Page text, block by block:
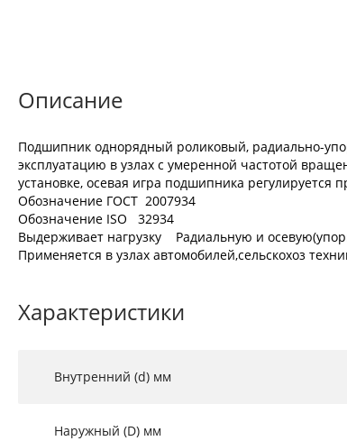
Описание
Подшипник однорядный роликовый, радиально-
эксплуатацию в узлах с умеренной частотой
установке, осевая игра подшипника регулируется
Обозначение ГОСТ 2007934
Обозначение ISO 32934
Выдерживает нагрузку Радиальную и
Применяется в узлах автомобилей,сельскохоз
Характеристики
Внутренний (d) мм
Наружный (D) мм